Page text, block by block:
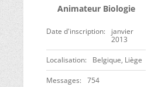
Animateur Biologie
Date d'inscription
janvier
2013
Localisation Belgique, Liège
Messages 754